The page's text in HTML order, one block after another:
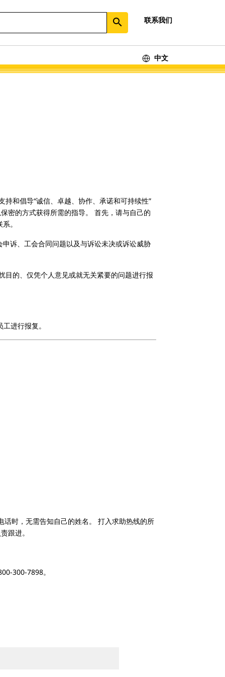
search 联系我们
中文
和倡导“诚信、卓越、协作、承诺和可持续性”
密的方式获得所需的指导。 首先，请与自己的
。
诉、工会合同问题以及与诉讼未决或诉讼威胁
目的、仅凭个人意见或就无关紧要的问题进行报
进行报复。
时，无需告知自己的姓名。 打入求助热线的所
跟进。
300-7898。